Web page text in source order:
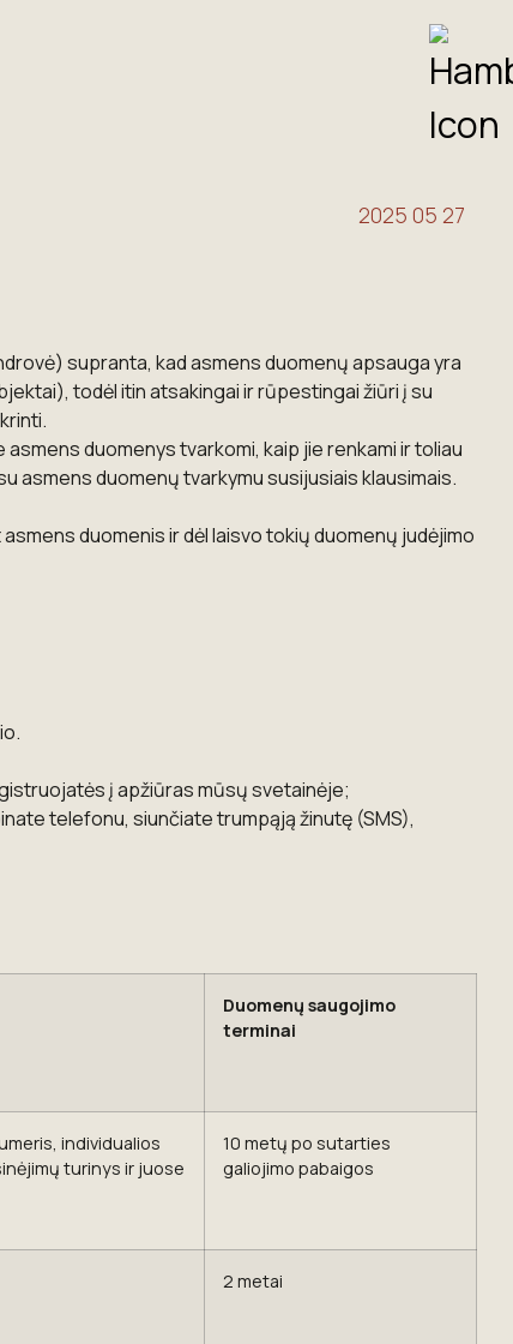
2025 05 27
supranta, kad asmens duomenų apsauga yra
todėl itin atsakingai ir rūpestingai žiūri į su
duomenys tvarkomi, kaip jie renkami ir toliau
asmens duomenų tvarkymu susijusiais klausimais.
duomenis ir dėl laisvo tokių duomenų judėjimo
į apžiūras mūsų svetainėje;
telefonu, siunčiate trumpąją žinutę (SMS),
Duomenų saugojimo
terminai
individualios
turinys ir juose
10 metų po sutarties
galiojimo pabaigos
2 metai